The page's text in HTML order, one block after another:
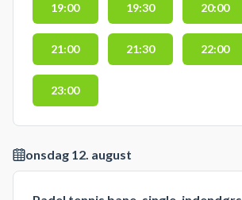
19:00 19:30 20:00
21:00 21:30 22:00
23:00
onsdag 12. august